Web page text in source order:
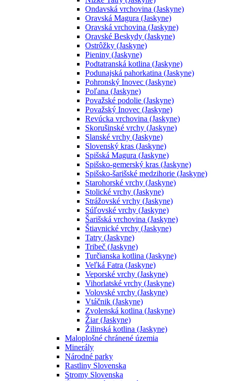
Ondavská vrchovina (Jaskyne)
Oravská Magura (Jaskyne)
Oravská vrchovina (Jaskyne)
Oravské Beskydy (Jaskyne)
Ostrôžky (Jaskyne)
Pieniny (Jaskyne)
Podtatranská kotlina (Jaskyne)
Podunajská pahorkatina (Jaskyne)
Pohronský Inovec (Jaskyne)
Poľana (Jaskyne)
Považské podolie (Jaskyne)
Považský Inovec (Jaskyne)
Revúcka vrchovina (Jaskyne)
Skorušinské vrchy (Jaskyne)
Slanské vrchy (Jaskyne)
Slovenský kras (Jaskyne)
Spišská Magura (Jaskyne)
Spišsko-gemerský kras (Jaskyne)
Spišsko-šarišské medzihorie (Jaskyne)
Starohorské vrchy (Jaskyne)
Stolické vrchy (Jaskyne)
Strážovské vrchy (Jaskyne)
Súľovské vrchy (Jaskyne)
Šarišská vrchovina (Jaskyne)
Štiavnické vrchy (Jaskyne)
Tatry (Jaskyne)
Tribeč (Jaskyne)
Turčianska kotlina (Jaskyne)
Veľká Fatra (Jaskyne)
Veporské vrchy (Jaskyne)
Vihorlatské vrchy (Jaskyne)
Volovské vrchy (Jaskyne)
Vtáčnik (Jaskyne)
Zvolenská kotlina (Jaskyne)
Žiar (Jaskyne)
Žilinská kotlina (Jaskyne)
Maloplošné chránené územia
Minerály
Národné parky
Rastliny Slovenska
Stromy Slovenska